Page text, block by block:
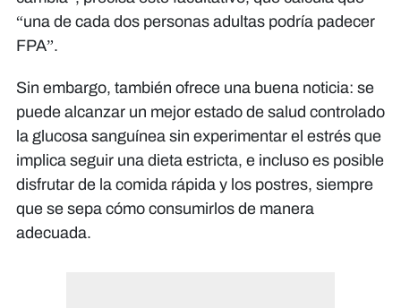
“una de cada dos personas adultas podría padecer
FPA”.
Sin embargo, también ofrece una buena noticia: se
puede alcanzar un mejor estado de salud controlado
la glucosa sanguínea sin experimentar el estrés que
implica seguir una dieta estricta, e incluso es posible
disfrutar de la comida rápida y los postres, siempre
que se sepa cómo consumirlos de manera
adecuada.